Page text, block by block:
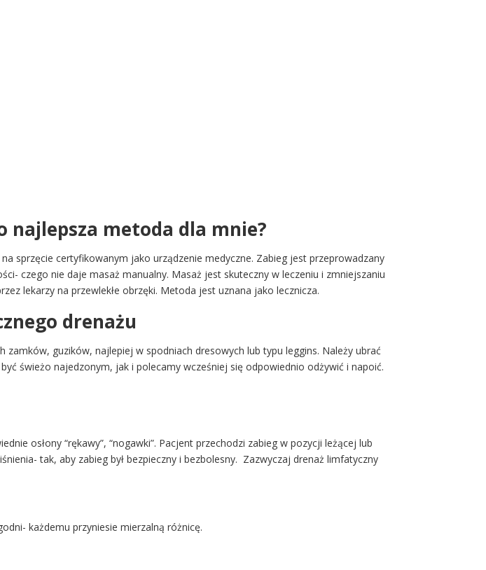
najlepsza metoda dla mnie?
sprzęcie certyfikowanym jako urządzenie medyczne. Zabieg jest przeprowadzany
czego nie daje masaż manualny. Masaż jest skuteczny w leczeniu i zmniejszaniu
lekarzy na przewlekłe obrzęki. Metoda jest uznana jako lecznicza.
drenażu
guzików, najlepiej w spodniach dresowych lub typu leggins. Należy ubrać
świeżo najedzonym, jak i polecamy wcześniej się odpowiednio odżywić i napoić.
osłony “rękawy”, “nogawki”. Pacjent przechodzi zabieg w pozycji leżącej lub
tak, aby zabieg był bezpieczny i bezbolesny. Zazwyczaj drenaż limfatyczny
każdemu przyniesie mierzalną różnicę.